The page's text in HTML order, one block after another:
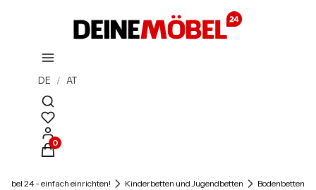
DE / AT
Suchmaschine öffnen
Produkte im Warenkorb: 0. Details anzeigen
24 - einfach einrichten! Kinderbetten und Jugendbetten Bodenbetten